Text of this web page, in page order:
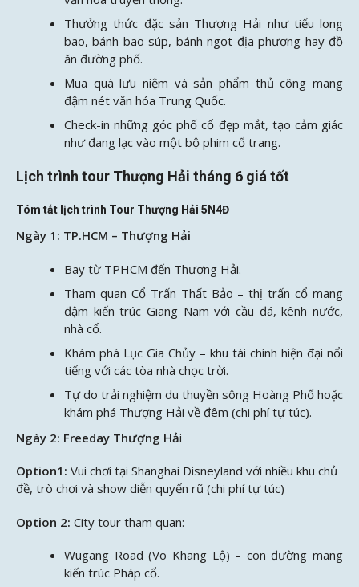
Thưởng thức đặc sản Thượng Hải như tiểu long
bao, bánh bao súp, bánh ngọt địa phương hay đồ
ăn đường phố.
Mua quà lưu niệm và sản phẩm thủ công mang
đậm nét văn hóa Trung Quốc.
Check-in những góc phố cổ đẹp mắt, tạo cảm giác
như đang lạc vào một bộ phim cổ trang.
Lịch trình tour Thượng Hải tháng 6 giá tốt
Tóm tắt lịch trình Tour Thượng Hải 5N4Đ
Ngày 1: TP.HCM – Thượng Hải
Bay từ TPHCM đến Thượng Hải.
Tham quan Cổ Trấn Thất Bảo – thị trấn cổ mang
đậm kiến trúc Giang Nam với cầu đá, kênh nước,
nhà cổ.
Khám phá Lục Gia Chủy – khu tài chính hiện đại nổi
tiếng với các tòa nhà chọc trời.
Tự do trải nghiệm du thuyền sông Hoàng Phố hoặc
khám phá Thượng Hải về đêm (chi phí tự túc).
Ngày 2: Freeday Thượng Hải
Option1: Vui chơi tại Shanghai Disneyland với nhiều khu chủ
đề, trò chơi và show diễn quyến rũ (chi phí tự túc)
Option 2: City tour tham quan:
Wugang Road (Võ Khang Lộ) – con đường mang
kiến trúc Pháp cổ.